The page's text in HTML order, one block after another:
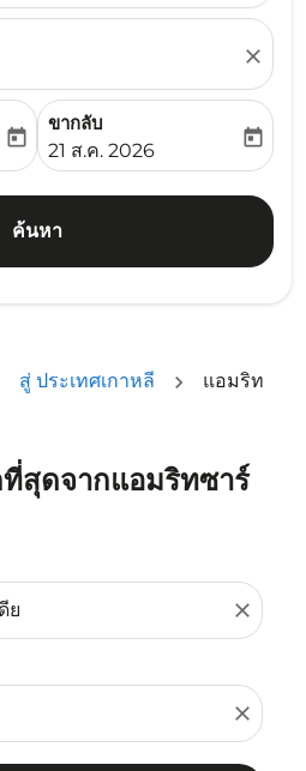
close
date-aria-label
today
ขากลับ
fc-booking-return-date-
21 ส.ค. 2026
today
ค้นหา
สู่ ประเทศเกาหลี
แอมริท
สุดจากแอมริทซาร์
close
close
คุณ (ต้นทางและ/หรือปลายทาง) หรื